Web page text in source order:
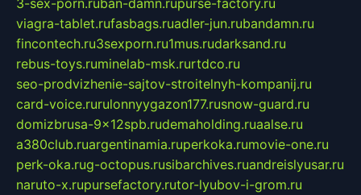
viagra-tablet.rufasbags.ruadler-jun.rubandamn.ru
fincontech.ru3sexporn.ru1mus.rudarksand.ru
rebus-toys.ruminelab-msk.rurtdco.ru
seo-prodvizhenie-sajtov-stroitelnyh-kompanij.ru
card-voice.rurulonnyygazon177.rusnow-guard.ru
domizbrusa-9x12spb.rudemaholding.ruaalse.ru
a380club.ruargentinamia.ruperkoka.rumovie-one.ru
perk-oka.rug-octopus.rusibarchives.ruandreislyusar.ru
naruto-x.rupursefactory.rutor-lyubov-i-grom.ru